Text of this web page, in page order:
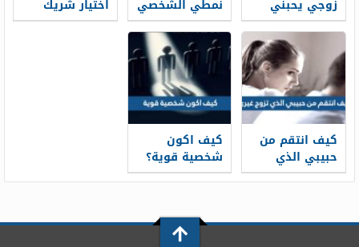
زوجي يحبني
بصدق
نمطي الشخصي اختيار شريك
الحياة المناسب
كيف انتقم من
حبيبي الذي
تزوج غيري
كيف اكون
شخصية قوية؟
30 نصيحة لبناء